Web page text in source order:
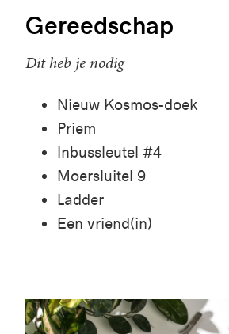
Gereedschap
Dit heb je nodig
Nieuw Kosmos-doek
Priem
Inbussleutel #4
Moersluitel 9
Ladder
Een vriend(in)